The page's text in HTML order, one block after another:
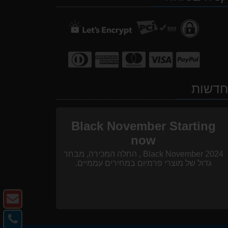
חדשות
Black November Starting
now
Black November 2024 , החלה המכירה, מבחר
גדול של מוצרי פרמיום במחירים עממיים.
-